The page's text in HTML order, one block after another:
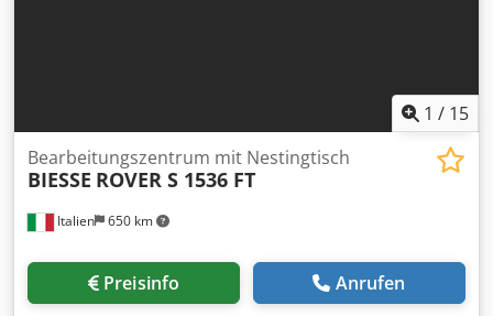
1 / 15
Italien 650 km
Bearbeitungszentrum mit Nestingtisch
BIESSE ROVER S 1536 FT
Preisinfo Anrufen